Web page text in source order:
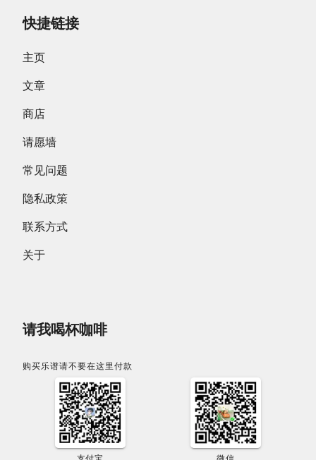
快捷链接
主页
文章
商店
请愿墙
常见问题
隐私政策
联系方式
关于
请我喝杯咖啡
购买乐谱请不要在这里付款